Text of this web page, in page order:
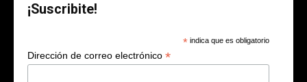
¡Suscribite!
* indica que es obligatorio
Dirección de correo electrónico *